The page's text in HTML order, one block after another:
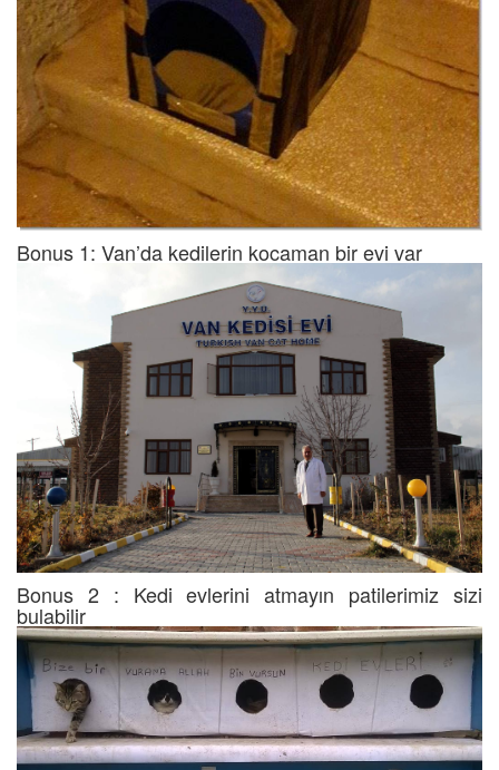
Bonus 1: Van’da kedilerin kocaman bir evi var
Bonus 2 : Kedi evlerini atmayın patilerimiz sizi
bulabilir